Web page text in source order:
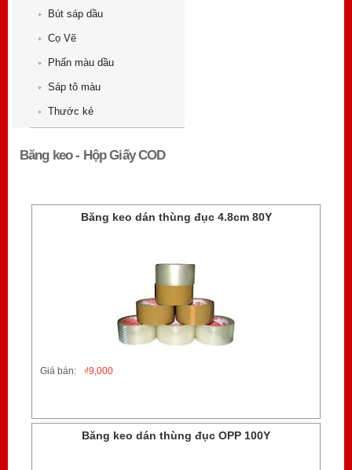
Bút sáp dầu
Cọ Vẽ
Phấn màu dầu
Sáp tô màu
Thước kẻ
Băng keo - Hộp Giấy COD
Băng keo dán thùng đục 4.8cm 80Y
Giá bán: 9,000
₫
Băng keo dán thùng đục OPP 100Y